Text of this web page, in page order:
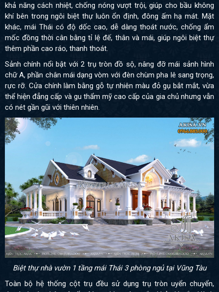
khả năng cách nhiệt, chống nóng vượt trội, giúp cho bầu không
khí bên trong ngôi biệt thự luôn ổn định, đông ấm hạ mát. Mặt
khác, mái Thái có độ dốc cao, dễ dàng thoát nước, chống ẩm
mốc đồng thời cân bằng tỉ lệ đế, thân và mái, giúp ngôi biệt thự
thêm phần cao ráo, thanh thoát.
Sảnh chính nổi bật với 2 trụ tròn đồ sộ, nâng đỡ mái sảnh hình
chữ A, phần chân mái dạng vòm với đèn chùm pha lê sang trọng,
rực rỡ. Cửa chính làm bằng gỗ tự nhiên màu đỏ gụ bắt mắt, vừa
thể hiện đẳng cấp và gu thẩm mỹ cao cấp của gia chủ nhưng vẫn
có nét gần gũi với thiên nhiên.
Biệt thự nhà vườn 1 tầng mái Thái 3 phòng ngủ tại Vũng Tàu
Toàn bộ hệ thống cột trụ đều sử dụng trụ tròn uyển chuyển,